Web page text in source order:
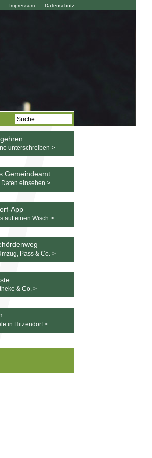
Datenschutz
Impressum
unterschreiben >
Gemeindeamt
einsehen >
App
auf einen Wisch >
Pass & Co. >
& Co. >
in Hitzendorf >